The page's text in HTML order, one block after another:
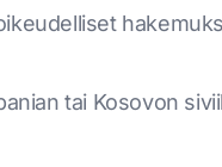
tai Kosovon